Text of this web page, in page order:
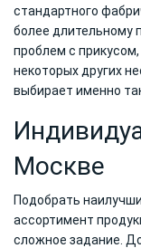
стандартного
более длительному
проблем с
некоторых других
выбирает именно
Москве
Подобрать
ассортимент
сложное задание.